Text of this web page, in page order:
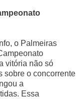
o Palmeiras
vitória não só
sobre o concorrente
a
Essa